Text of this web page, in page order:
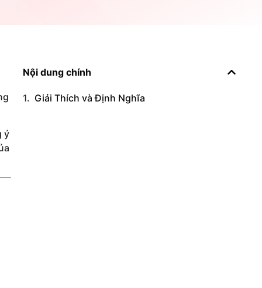
ý
Nội dung chính
Giải Thích và Định Nghĩa